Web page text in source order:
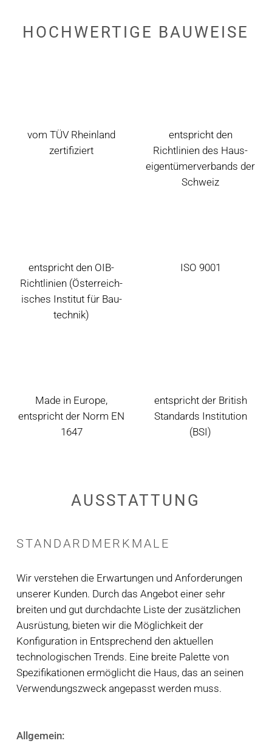
HOCHWERTIGE BAUWEISE
vom TÜV Rheinland
zertifiziert
entspricht den
Richtlinien des Haus­
eigen­tümer­verbands der
Schweiz
entspricht den OIB-
Richtlinien (Öster­reich­
isches Institut für Bau­
technik)
ISO 9001
Made in Europe,
entspricht der Norm EN
1647
entspricht der British
Standards Institution
(BSI)
AUSSTATTUNG
STANDARDMERKMALE
Wir verstehen die Erwartungen und Anforderungen
unserer Kunden. Durch das Angebot einer sehr
breiten und gut durchdachte Liste der zusätzlichen
Ausrüstung, bieten wir die Möglichkeit der
Konfiguration in Entsprechend den aktuellen
technologischen Trends. Eine breite Palette von
Spezifikationen ermöglicht die Haus, das an seinen
Verwendungszweck angepasst werden muss.
Allgemein: